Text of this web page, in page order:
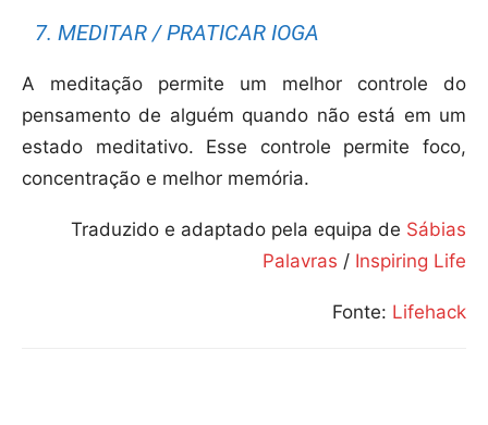
7. MEDITAR / PRATICAR IOGA
A meditação permite um melhor controle do
pensamento de alguém quando não está em um
estado meditativo. Esse controle permite foco,
concentração e melhor memória.
Traduzido e adaptado pela equipa de Sábias
Palavras / Inspiring Life
Fonte: Lifehack